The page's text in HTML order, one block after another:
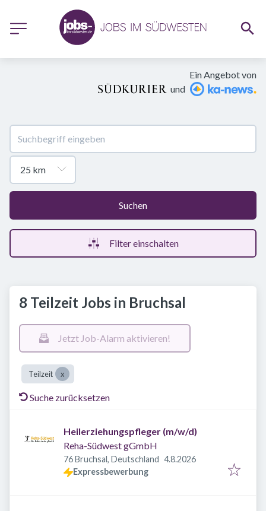
Ein Angebot von
und
Suchen
Filter einschalten
8 Teilzeit Jobs in Bruchsal
Jetzt Job-Alarm aktivieren!
Teilzeit
Suche zurücksetzen
Heilerziehungspfleger (m/w/d)
Reha-Südwest gGmbH
76 Bruchsal, Deutschland Veröffentlicht
4.8.2026
Expressbewerbung